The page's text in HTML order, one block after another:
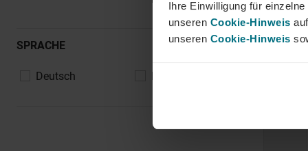
Ihre Einwilligung für
unseren Cookie-Hinweis
unseren Cookie-Hinweis
SPRACHE
Deutsch Englisch